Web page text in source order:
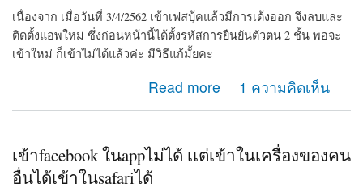
เนื่องจาก เมื่อวันที่ 3/4/2562 เข้าเฟสบุ้คแล้วมีการเด้งออก จึงลบและ
ติดตั้งแอพใหม่ ซึ่งก่อนหน้านี้ได้ตั้งรหัสการยืนยันตัวตน 2 ชั้น พอจะ
เข้าใหม่ ก็เข้าไม่ได้แล้วค่ะ มีวิธีแก้มั้ยคะ
Read more
about เข้าสู่ระบบของเฟสบุ้คไม่ได้ค่ะเนื่องจากตั้งรหัสยืนยัน
สองชั้น
1 ความคิดเห็น
เข้าfacebook ในappไม่ได้ เเต่เข้าในเครื่องของคน
อื่นได้เข้าในsafariได้